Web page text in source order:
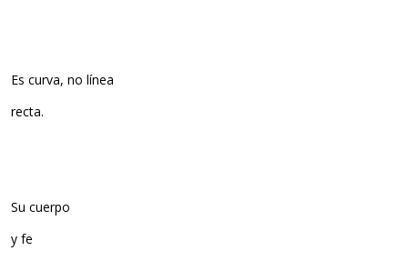
Es curva, no línea
recta.
Su cuerpo
y fe